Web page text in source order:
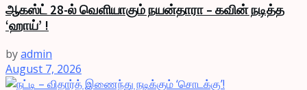
ஆகஸ்ட் 28-ல் வெளியாகும் நயன்தாரா – கவின் நடித்த
‘ஹாய்’ !
byadmin
August 7, 2026